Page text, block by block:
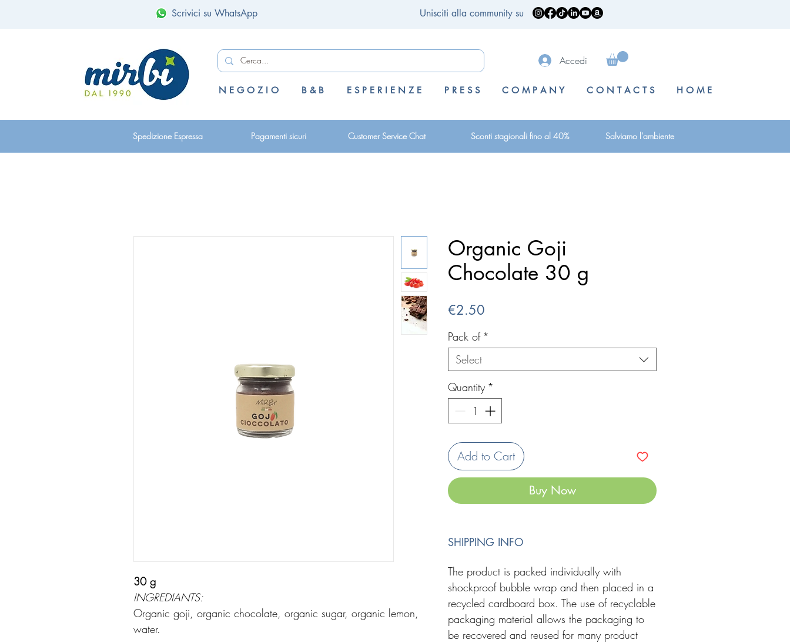
Scrivici su WhatsApp Unisciti alla community su
Accedi
N E G O Z I O B & B E S P E R I E N Z E P R E S S C O M P A N Y C O N T A C T S H O M E
Spedizione Espressa Pagamenti sicuri Customer Service Chat Sconti stagionali fino al 40% Salviamo l'ambiente
30 g
INGREDIANTS:
Organic goji, organic chocolate, organic sugar, organic lemon,
water.
Organic Goji
Chocolate 30 g
€2.50
Pack of *
Select
Quantity *
Add to Cart
Buy Now
SHIPPING INFO
The product is packed individually with
shockproof bubble wrap and then placed in a
recycled cardboard box. The use of recyclable
packaging material allows the packaging to
be recovered and reused for many product